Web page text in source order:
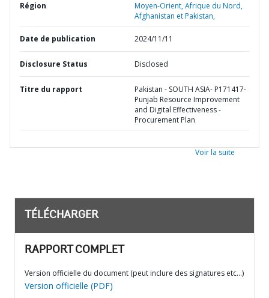
Région
Moyen-Orient, Afrique du Nord,
Afghanistan et Pakistan,
Date de publication 2024/11/11
Disclosure Status Disclosed
Titre du rapport
Pakistan - SOUTH ASIA- P171417-
Punjab Resource Improvement
and Digital Effectiveness -
Procurement Plan
Voir la suite
TÉLÉCHARGER
RAPPORT COMPLET
Version officielle du document (peut inclure des signatures etc…)
Version officielle (PDF)